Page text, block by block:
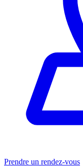
Prendre un rendez-vous